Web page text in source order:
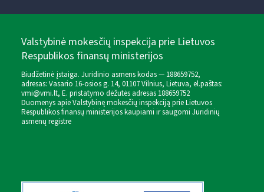
Valstybinė mokesčių inspekcija prie Lietuvos
Respublikos finansų ministerijos
Biudžetinė įstaiga. Juridinio asmens kodas — 188659752,
adresas: Vasario 16-osios g. 14, 01107 Vilnius, Lietuva, el.paštas:
vmi@vmi.lt, E. pristatymo dėžutės adresas 188659752
Duomenys apie Valstybinę mokesčių inspekciją prie Lietuvos
Respublikos finansų ministerijos kaupiami ir saugomi Juridinių
asmenų registre